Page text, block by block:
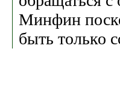
Минфин
быть только